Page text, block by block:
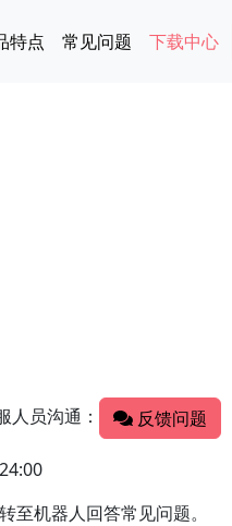
特点 常见问题 下载中心
人员沟通： 反馈问题
至机器人回答常见问题。